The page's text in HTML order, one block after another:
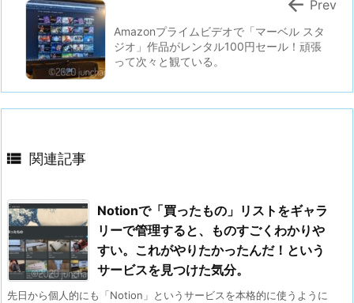
Amazonプライムビデオで「マーベル スタ
ジオ」作品がレンタル100円セール！頑張
って次々と観ている。
Prev
 関連記事
Notionで「買ったもの」リストをギャラ
リーで管理すると、ものすごくわかりや
すい。これがやりたかったんだ！という
サービスを見つけた気分。
先日から個人的にも「Notion」というサービスを本格的に使うように